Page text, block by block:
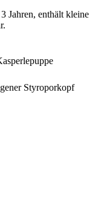
Jahren, enthält kleine
Styroporkopf